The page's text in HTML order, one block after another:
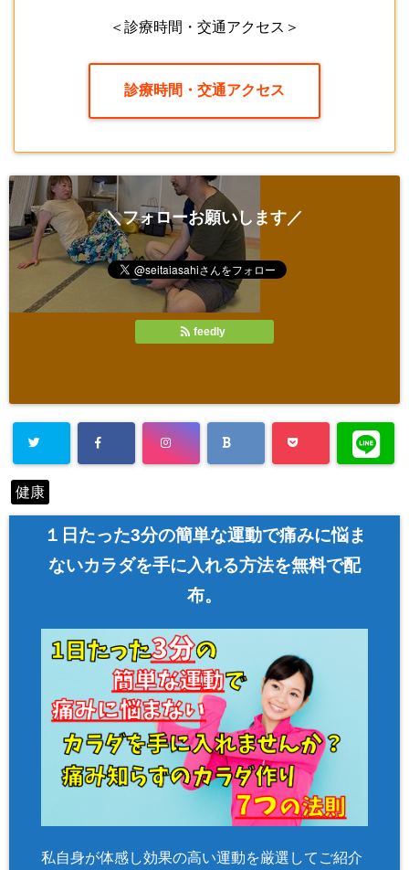
＜診療時間・交通アクセス＞
診療時間・交通アクセス
＼フォローお願いします／
feedly
defined array
key "Twitter"
/home/asa
blic_html/w
ugins/sns-c
on
健康
１日たった3分の簡単な運動で痛みに悩ま
ないカラダを手に入れる方法を無料で配
布。
私自身が体感し効果の高い運動を厳選してご紹介